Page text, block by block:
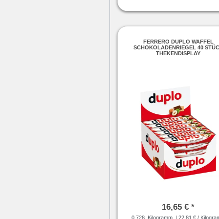
FERRERO DUPLO WAFFEL
SCHOKOLADENRIEGEL 40
THEKENDISPLAY
16,65 € *
0.728 Kilogramm | 22,81 € /